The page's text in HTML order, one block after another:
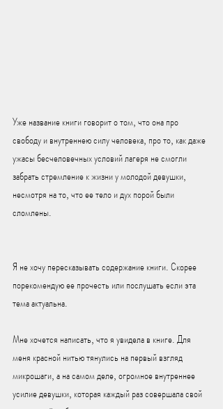
Уже название книги говорит о том, что она про
свободу и внутреннею силу человека, про то, как даже
ужасы бесчеловечных условий лагеря не смогли
забрать стремление к жизни у молодой девушки,
несмотря на то, что ее тело и дух порой были
сломлены.
Я не хочу пересказывать содержание книги. Скорее
порекомендую ее прочесть или послушать если эта
тема актуальна.
Мне хочется написать, что я увидела в книге. Для
меня красной нитью тянулись на первый взгляд
микрошаги, а на самом деле, огромное внутреннее
усилие девушки, которая каждый раз совершала свой